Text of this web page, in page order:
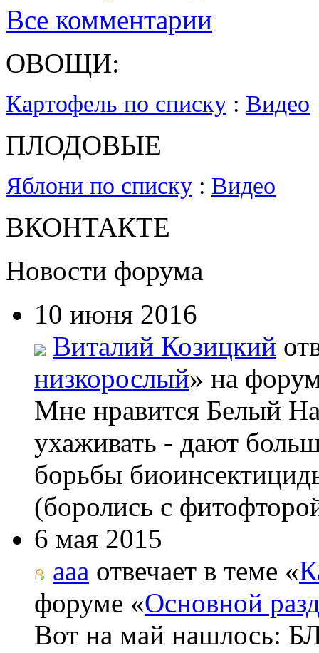
Все комментарии
ОВОЩИ:
Картофель по списку : Видео
ПЛОДОВЫЕ
Яблони по списку : Видео
ВКОНТАКТЕ
Новости форума
10 июня 2016
Виталий Козицкий
низкорослый» на
Мне нравится Белый
ухаживать - дают
борьбы
(боролись с
6 мая 2015
aaa отвечает в теме «
форуме «Основной
Вот на май